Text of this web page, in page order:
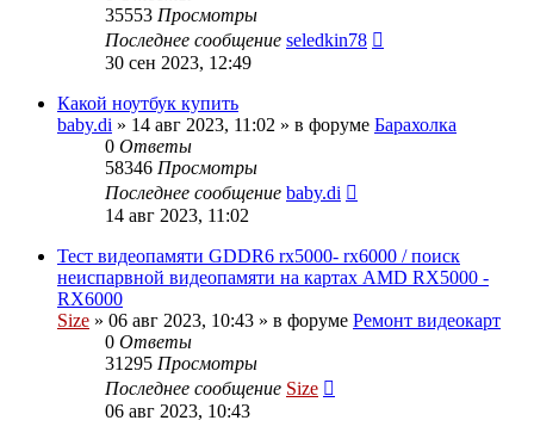
35553 Просмотры
Последнее сообщение seledkin78
30 сен 2023, 12:49
Какой ноутбук купить
baby.di » 14 авг 2023, 11:02 » в форуме Барахолка
0 Ответы
58346 Просмотры
Последнее сообщение baby.di
14 авг 2023, 11:02
Тест видеопамяти GDDR6 rx5000- rx6000 / поиск
неиспарвной видеопамяти на картах AMD RX5000 -
RX6000
Size » 06 авг 2023, 10:43 » в форуме Ремонт видеокарт
0 Ответы
31295 Просмотры
Последнее сообщение Size
06 авг 2023, 10:43